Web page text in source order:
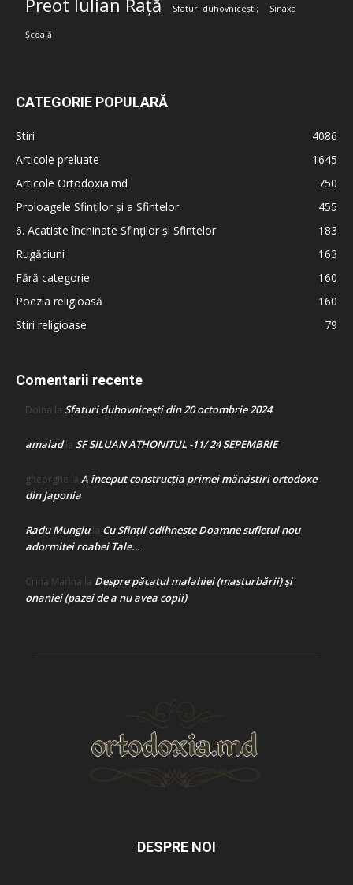
Preot Iulian Rață Sfaturi duhovnicești; Sinaxa
Școală
CATEGORIE POPULARĂ
Stiri
4086
Articole preluate
1645
Articole Ortodoxia.md
750
Proloagele Sfinților și a Sfintelor
455
6. Acatiste închinate Sfinților și Sfintelor
183
Rugăciuni
163
Fără categorie
160
Poezia religioasă
160
Stiri religioase
79
Comentarii recente
Doina la Sfaturi duhovnicești din 20 octombrie 2024
amaladla SF SILUAN ATHONITUL -11/ 24 SEPEMBRIE
gheorghe la A început construcţia primei mănăstiri ortodoxe
din Japonia
Radu Mungiula Cu Sfinții odihnește Doamne sufletul nou
adormitei roabei Tale…
Crina Marina la Despre păcatul malahiei (masturbării) şi
onaniei (pazei de a nu avea copii)
DESPRE NOI